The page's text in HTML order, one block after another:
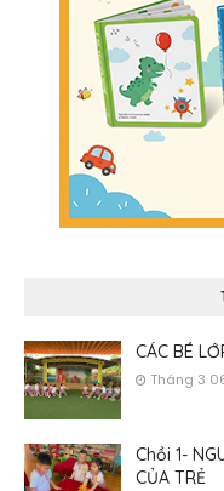
CÁC BÉ
Tháng 3
Chồi 1-
CỦA TRẺ